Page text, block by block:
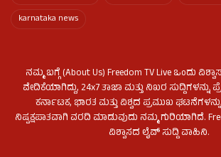
karnataka news
ನಮ್ಮ ಬಗ್ಗೆ (About Us) Freedom TV Live ಒಂದು
ವೇದಿಕೆಯಾಗಿದ್ದು, 24x7 ತಾಜಾ ಮತ್ತು ನಿಖರ ಸುದ್ದಿಗಳನ್ನು
ಕರ್ನಾಟಕ, ಭಾರತ ಮತ್ತು ವಿಶ್ವದ ಪ್ರಮುಖ
ನಿಷ್ಪಕ್ಷಪಾತವಾಗಿ ವರದಿ ಮಾಡುವುದು ನಮ್ಮ ಗುರಿಯಾಗಿದೆ.
ವಿಶ್ವಾಸದ ಲೈವ್ ಸುದ್ದಿ ವಾಹಿನಿ.